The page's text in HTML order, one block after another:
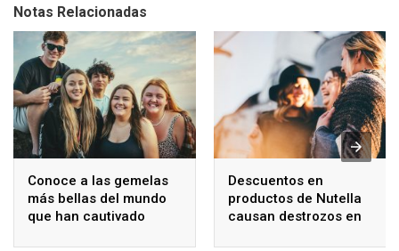
Notas Relacionadas
Conoce a las gemelas
más bellas del mundo
que han cautivado
Descuentos en
productos de Nutella
causan destrozos en